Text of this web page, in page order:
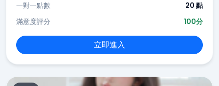
一對一點數
20 點
滿意度評分
100分
立即進入